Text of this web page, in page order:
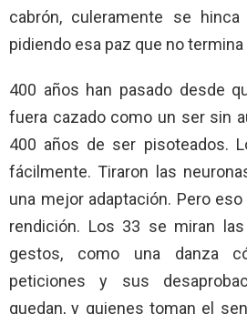
cabrón, culeramente se
pidiendo esa paz que no termina
400 años han pasado desde
fuera cazado como un ser sin
400 años de ser pisoteados.
fácilmente. Tiraron las
una mejor adaptación. Pero
rendición. Los 33 se miran
gestos, como una danza
peticiones y sus
quedan, y quienes toman el